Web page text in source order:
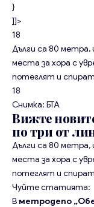
}
]]>
18
Дълги са 80
места за хора с
потеглят и
18
Снимка: БТА
Вижте
по три от
Дълги са 80
места за хора с
потеглят и
Чуйте статията:
В метродепо